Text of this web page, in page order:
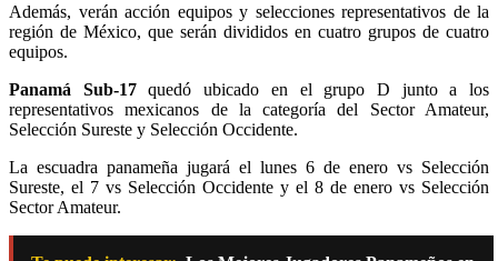
Además, verán acción equipos y selecciones representativos de la
región de México, que serán divididos en cuatro grupos de cuatro
equipos.
Panamá Sub-17quedó ubicado en el grupo D junto a los
representativos mexicanos de la categoría del Sector Amateur,
Selección Sureste y Selección Occidente.
La escuadra panameña jugará el lunes 6 de enero vs Selección
Sureste, el 7 vs Selección Occidente y el 8 de enero vs Selección
Sector Amateur.